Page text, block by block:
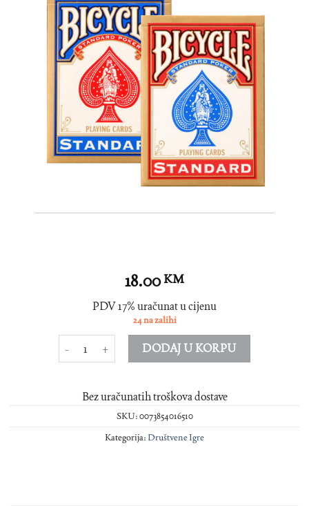
18.00KM
PDV 17% uračunat u cijenu
24 na zalihi
BICYCLE STANDARD 1128 količina
DODAJ U KORPU
Bez uračunatih troškova dostave
SKU:0073854016510
Kategorija:Društvene Igre